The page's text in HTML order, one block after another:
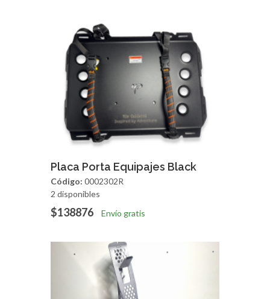
Agregar Vista Rapida
Placa Porta Equipajes Black
Código: 0002302R
2 disponibles
$138876 Envío gratis